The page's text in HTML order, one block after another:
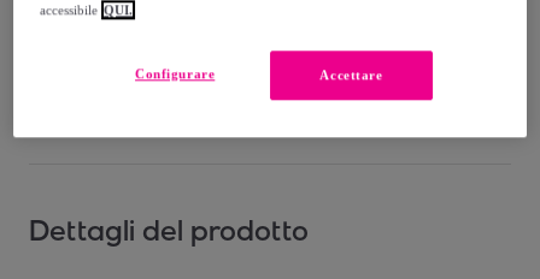
Consegna: tra il
Come funziona?
Dettagli del prodotto
accessibile QUI.
Accettare
Configurare